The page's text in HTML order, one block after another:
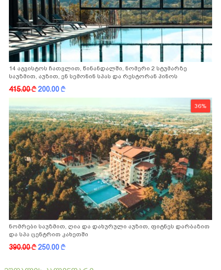
14 აგვისტოს ჩათვლით, წინანდალში, ნომერი 2 სტუმარზე
საუზმით, აუზით, ენ სემონინ სპას და რესტორან პინოს
ფასდაკლებით
415.00k200.00k
36%
ნომრები საუზმით, ღია და დახურული აუზით, ფიტნეს დარბაზით
და სპა ცენტრით კახეთში
390.00k250.00k